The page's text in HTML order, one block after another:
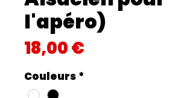
l'apéro)
18,00 €Prix
Couleurs *